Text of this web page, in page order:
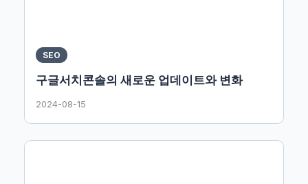
SEO
구글서치콘솔의 새로운 업데이트와 변화
2024-08-15